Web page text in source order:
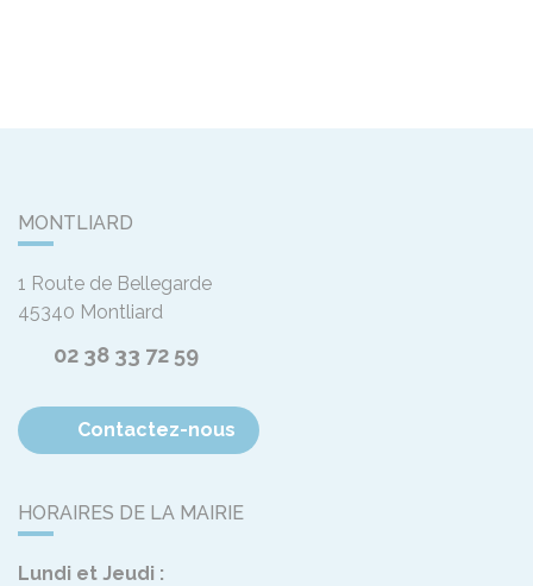
MONTLIARD
1 Route de Bellegarde
45340 Montliard
02 38 33 72 59
Contactez-nous
HORAIRES DE LA MAIRIE
Lundi et Jeudi :